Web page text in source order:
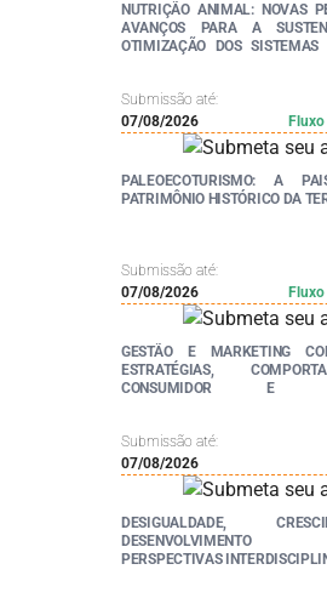
NUTRIÇÃO ANIMAL: NOVAS
AVANÇOS PARA A
OTIMIZAÇÃO DOS
Submissão até:
07/08/2026
PALEOECOTURISMO: A
PATRIMÔNIO HISTÓRICO DA
Submissão até:
07/08/2026
GESTÃO E MARKETING
ESTRATÉGIAS,
CONSUMIDOR E
Submissão até:
07/08/2026
DESIGUALDADE,
DESENVOLVIMENTO
PERSPECTIVAS